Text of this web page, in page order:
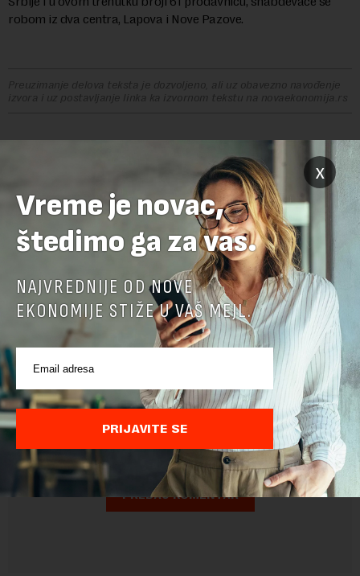
robom iz dva centra, Lapova i Nove Pazove.
Preuzimanje delova teksta je dozvoljeno, ali uz obavezno navođenje
izvora i uz postavljanje linka ka izvornom tekstu na novaekonomija.rs
Pre slanja komentara, molimo vas da se upoznate sa
pravilima komentarisanja i pravilima korišćenja sajta.
Sajt je zaštićen pomocu reCaptcha i Google.
Google Politika
Google Uslovi Korišćenja su primenjeni.
x
Vreme je novac,
štedimo ga za vas.
NAJVREDNIJE OD NOVE
EKONOMIJE STIŽE U VAŠ MEJL.
PRIJAVITE SE